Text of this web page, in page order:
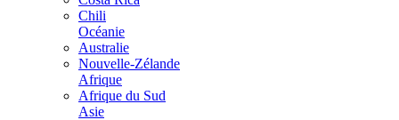
Chili
Océanie
Australie
Nouvelle-Zélande
Afrique
Afrique du Sud
Asie